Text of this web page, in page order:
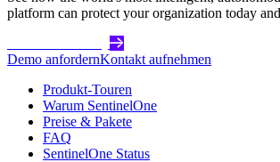
platform can protect your organization today
Demo anfordernKontakt aufnehmen
Produkt-Touren
Warum SentinelOne
Preise & Pakete
FAQ
SentinelOne Status